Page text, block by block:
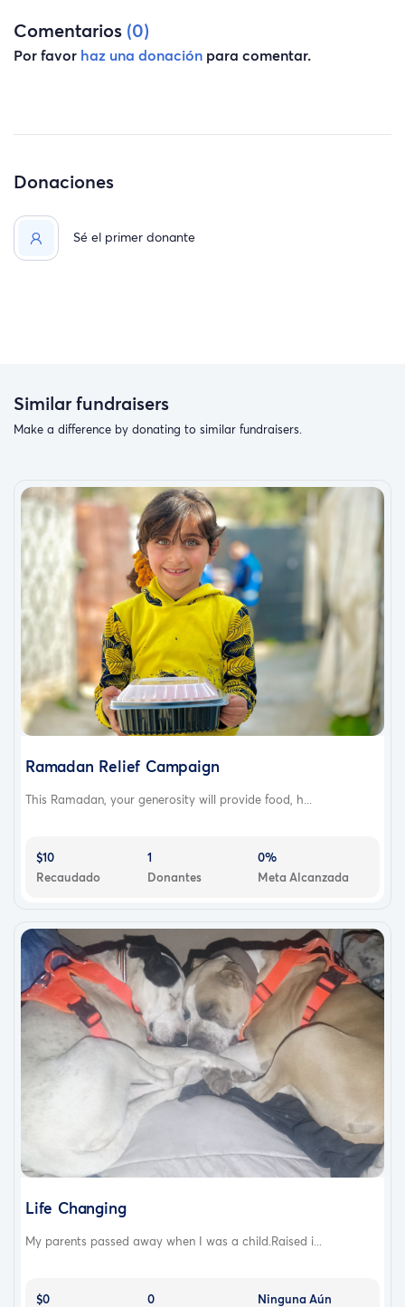
Comentarios (0)
Por favor haz una donación para comentar.
Donaciones
Sé el primer donante
Similar fundraisers
Make a difference by donating to similar fundraisers.
Ramadan Relief Campaign
This Ramadan, your generosity will provide food, h...
$10
Recaudado
1
Donantes
0%
Meta Alcanzada
Life Changing
My parents passed away when I was a child.Raised i...
$0 0 Ninguna Aún